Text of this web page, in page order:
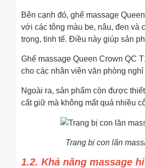
Bên cạnh đó, ghế massage
với các tông màu be, nâu, đen
trọng, tinh tế. Điều này giúp sản
Ghế massage Queen Crown QC
cho các nhân viên văn phòng
Ngoài ra, sản phẩm còn được
cất giữ mà không mất quá nhiều
Trang bị con lăn
1.2. Khả năng massage